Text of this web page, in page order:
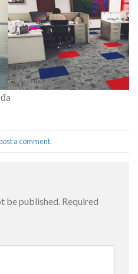
a comment.
be published. Required